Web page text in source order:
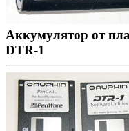
Аккумулятор от
DTR-1